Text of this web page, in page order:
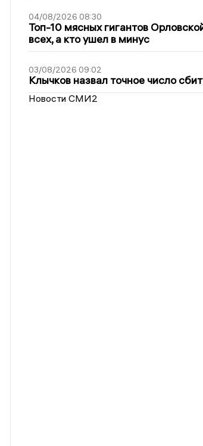
04/08/2026 08:30
Топ-10 мясных гигантов
всех, а кто ушел в минус
03/08/2026 09:02
Клычков назвал точное число
Новости СМИ2